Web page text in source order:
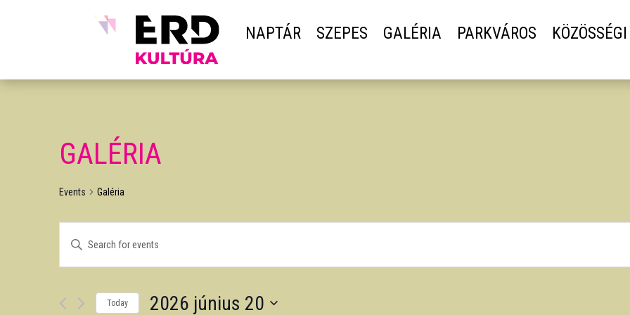
NAPTÁR SZEPES GALÉRIA PARKVÁROS
GALÉRIA
Events Galéria
SEARCH
AND
NAVIGATION
Enter
for
Today 2026 június 20